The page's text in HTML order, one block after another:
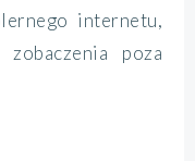
internetu,
poza